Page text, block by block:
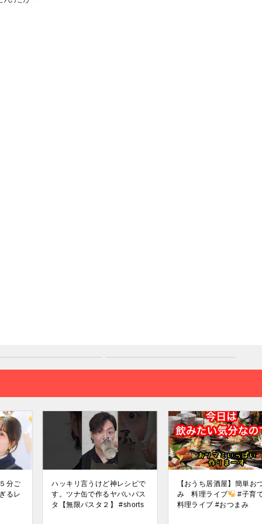
分ご
るレ
ハッキリ言うけど神レシピで
す。ツナ缶で作るヤバいパス
タ【無限パスタ２】 #shorts
【おうち居酒屋】簡単お
み 料理ライブ
#子育
料理ライブ #おつまみ